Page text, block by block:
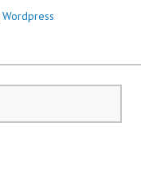
Wordpress